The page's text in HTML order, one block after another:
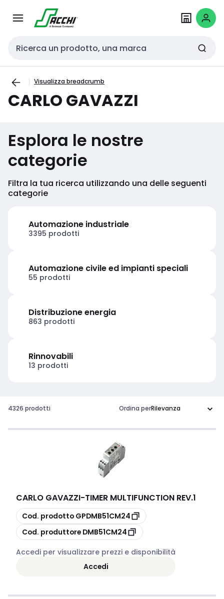
navigazionecontenuto
Cerca input
Visualizza breadcrumb
CARLO GAVAZZI
Esplora le nostre
categorie
Filtra la tua ricerca utilizzando una delle seguenti
categorie
Automazione industriale
3395 prodotti
Automazione civile ed impianti speciali
55 prodotti
Distribuzione energia
863 prodotti
Rinnovabili
13 prodotti
4326 prodotti Ordina per
CARLO GAVAZZI-TIMER MULTIFUNCTION REV.1
copia
Cod. prodotto GPDMB51CM24
copia
Cod. produttore DMB51CM24
Accedi per visualizzare prezzi e disponibilità
Accedi